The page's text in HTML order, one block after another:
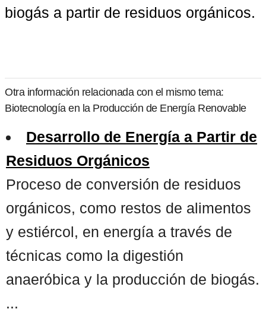
biogás a partir de residuos orgánicos.
Otra información relacionada con el mismo tema:
Biotecnología en la Producción de Energía Renovable
Desarrollo de Energía a Partir de
Residuos Orgánicos
Proceso de conversión de residuos
orgánicos, como restos de alimentos
y estiércol, en energía a través de
técnicas como la digestión
anaeróbica y la producción de biogás.
...